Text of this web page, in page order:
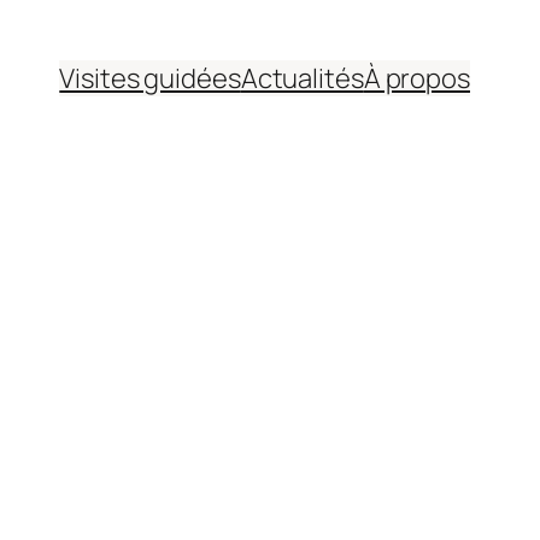
Visites guidéesActualitésÀ propos